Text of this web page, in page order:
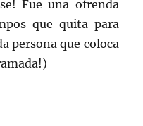
Fue una ofrenda
que quita para
persona que coloca